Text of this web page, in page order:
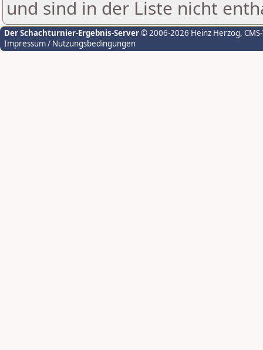
und sind in der Liste nicht
Der Schachturnier-Ergebnis-Server© 2006-2026 Heinz Herzog,
Impressum / Nutzungsbedingungen